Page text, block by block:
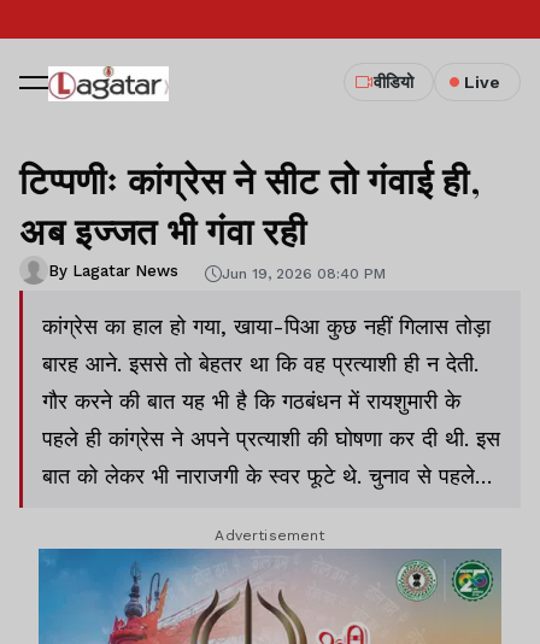
वीडियो Live
टिप्पणीः कांग्रेस ने सीट तो गंवाई ही,
अब इज्जत भी गंवा रही
By Lagatar News Jun 19, 2026 08:40 PM
कांग्रेस का हाल हो गया, खाया-पिआ कुछ नहीं गिलास तोड़ा
बारह आने. इससे तो बेहतर था कि वह प्रत्याशी ही न देती.
गौर करने की बात यह भी है कि गठबंधन में रायशुमारी के
पहले ही कांग्रेस ने अपने प्रत्याशी की घोषणा कर दी थी. इस
बात को लेकर भी नाराजगी के स्वर फूटे थे. चुनाव से पहले
की बात कह रहे थे, उनको बताना चाहिए कि आठ वोट इधर
से उधर कैसे हो गये!
Advertisement